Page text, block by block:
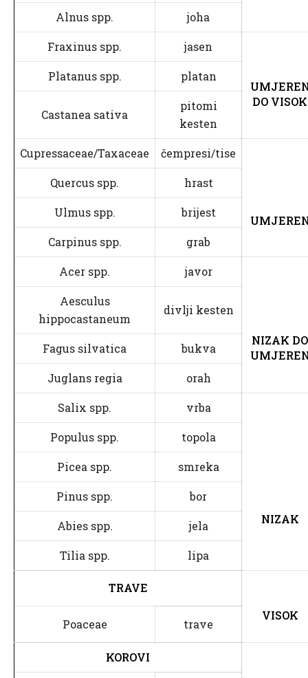
Alnus spp.
joha
Fraxinus spp. jasen
DO VISOK
Platanus spp. platan
Castanea sativa
pitomi
kesten
Cupressaceae/Taxaceae čempresi/tise
Quercus spp. hrast
Ulmus spp. brijest
Carpinus spp. grab
Acer spp. javor
NIZAK DO
Aesculus
hippocastaneum
divlji kesten
Fagus silvatica bukva
Juglans regia orah
Salix spp. vrba
NIZAK
Populus spp. topola
Picea spp. smreka
Pinus spp. bor
Abies spp. jela
Tilia spp. lipa
TRAVE
VISOK
Poaceae trave
KOROVI